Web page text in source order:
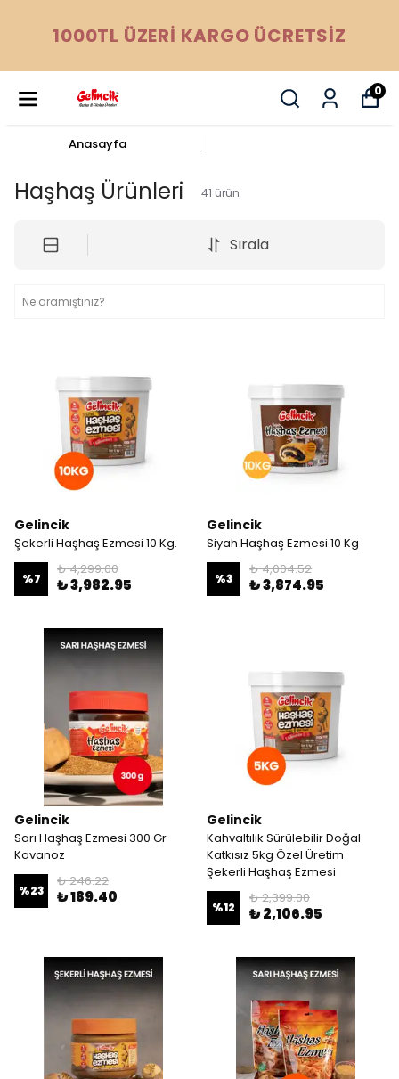
1000TL ÜZERİ KARGO ÜCRETSİZ
0
Anasayfa
Haşhaş Ürünleri 41 ürün
Sırala
Gelincik
Şekerli Haşhaş Ezmesi 10 Kg.
%7
₺ 4,299.00
₺ 3,982.95
Gelincik
Siyah Haşhaş Ezmesi 10 Kg
%3
₺ 4,004.52
₺ 3,874.95
Gelincik
Sarı Haşhaş Ezmesi 300 Gr
Kavanoz
%23
₺ 246.22
₺ 189.40
Gelincik
Kahvaltılık Sürülebilir Doğal
Katkısız 5kg Özel Üretim
Şekerli Haşhaş Ezmesi
%12
₺ 2,399.00
₺ 2,106.95